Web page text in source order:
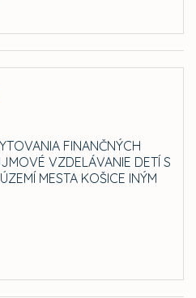
FINANČNÝCH
VZDELÁVANIE DETÍ S
MESTA KOŠICE INÝM